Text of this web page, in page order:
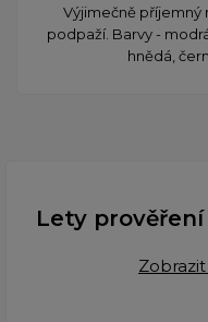
Výjimečně příjemný
podpaží. Barvy -
hnědá,
Lety